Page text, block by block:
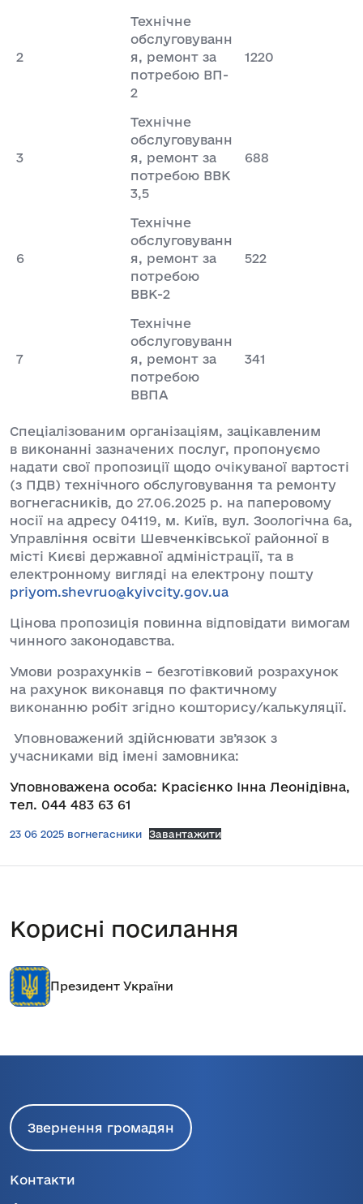
2
Технічне
обслуговуванн
я, ремонт за
потребою ВП-
2
1220
3
Технічне
обслуговуванн
я, ремонт за
потребою ВВК
3,5
688
6
Технічне
обслуговуванн
я, ремонт за
потребою
ВВК-2
522
7
Технічне
обслуговуванн
я, ремонт за
потребою
ВВПА
341
Спеціалізованим організаціям, зацікавленим
в виконанні зазначених послуг, пропонуємо
надати свої пропозиції щодо очікуваної вартості
(з ПДВ) технічного обслуговування та ремонту
вогнегасників, до 27.06.2025 р. на паперовому
носії на адресу 04119, м. Київ, вул. Зоологічна 6а,
Управління освіти Шевченківської районної в
місті Києві державної адміністрації, та в
електронному вигляді на електрону пошту
priyom.shevruo@kyivcity.gov.ua
Цінова пропозиція повинна відповідати вимогам
чинного законодавства.
Умови розрахунків – безготівковий розрахунок
на рахунок виконавця по фактичному
виконанню робіт згідно кошторису/калькуляції.
Уповноважений здійснювати зв’язок з
учасниками від імені замовника:
Уповноважена особа: Красієнко Інна Леонідівна,
тел. 044 483 63 61
23 06 2025 вогнегасники Завантажити
Корисні посилання
Кабінет міністрів України
Звернення громадян
Контакти